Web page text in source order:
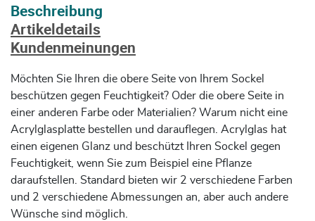
Beschreibung
Artikeldetails
Kundenmeinungen
Möchten Sie Ihren die obere Seite von Ihrem Sockel
beschützen gegen Feuchtigkeit? Oder die obere Seite in
einer anderen Farbe oder Materialien? Warum nicht eine
Acrylglasplatte bestellen und darauflegen. Acrylglas hat
einen eigenen Glanz und beschützt Ihren Sockel gegen
Feuchtigkeit, wenn Sie zum Beispiel eine Pflanze
daraufstellen. Standard bieten wir 2 verschiedene Farben
und 2 verschiedene Abmessungen an, aber auch andere
Wünsche sind möglich.